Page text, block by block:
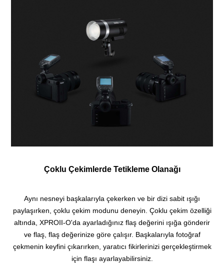
Çoklu Çekimlerde Tetikleme Olanağı
Aynı nesneyi başkalarıyla çekerken ve bir dizi sabit ışığı
paylaşırken, çoklu çekim modunu deneyin. Çoklu çekim özelliği
altında, XPROII-O'da ayarladığınız flaş değerini ışığa gönderir
ve flaş, flaş değerinize göre çalışır. Başkalarıyla fotoğraf
çekmenin keyfini çıkarırken, yaratıcı fikirlerinizi gerçekleştirmek
için flaşı ayarlayabilirsiniz.